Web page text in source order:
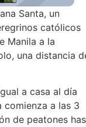
Santa, un
católicos
Manila a la
una distancia
a casa al día
comienza a las 3
de peatones